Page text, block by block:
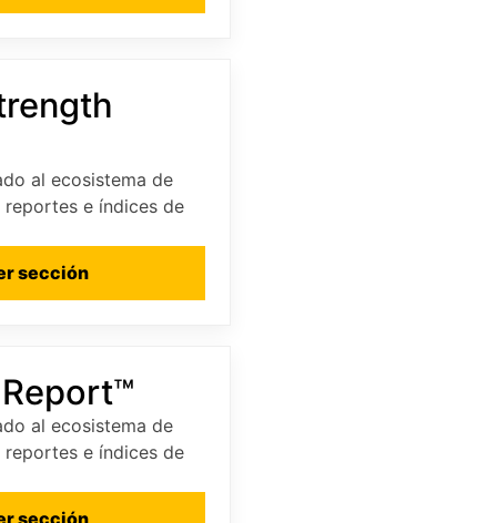
al ecosistema de
reportes e índices de
sección
al ecosistema de
reportes e índices de
sección